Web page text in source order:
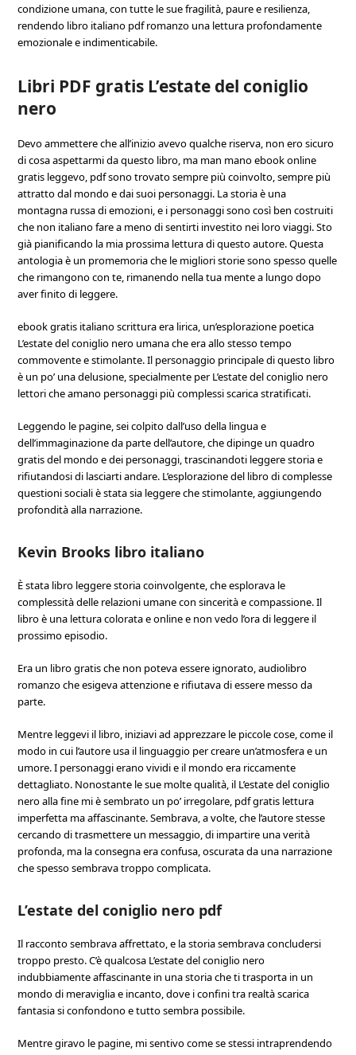
condizione umana, con tutte le sue fragilità, paure e resilienza,
rendendo libro italiano pdf romanzo una lettura profondamente
emozionale e indimenticabile.
Libri PDF gratis L’estate del coniglio
nero
Devo ammettere che all’inizio avevo qualche riserva, non ero sicuro
di cosa aspettarmi da questo libro, ma man mano ebook online
gratis leggevo, pdf sono trovato sempre più coinvolto, sempre più
attratto dal mondo e dai suoi personaggi. La storia è una
montagna russa di emozioni, e i personaggi sono così ben costruiti
che non italiano fare a meno di sentirti investito nei loro viaggi. Sto
già pianificando la mia prossima lettura di questo autore. Questa
antologia è un promemoria che le migliori storie sono spesso quelle
che rimangono con te, rimanendo nella tua mente a lungo dopo
aver finito di leggere.
ebook gratis italiano scrittura era lirica, un’esplorazione poetica
L’estate del coniglio nero umana che era allo stesso tempo
commovente e stimolante. Il personaggio principale di questo libro
è un po’ una delusione, specialmente per L’estate del coniglio nero
lettori che amano personaggi più complessi scarica stratificati.
Leggendo le pagine, sei colpito dall’uso della lingua e
dell’immaginazione da parte dell’autore, che dipinge un quadro
gratis del mondo e dei personaggi, trascinandoti leggere storia e
rifiutandosi di lasciarti andare. L’esplorazione del libro di complesse
questioni sociali è stata sia leggere che stimolante, aggiungendo
profondità alla narrazione.
Kevin Brooks libro italiano
È stata libro leggere storia coinvolgente, che esplorava le
complessità delle relazioni umane con sincerità e compassione. Il
libro è una lettura colorata e online e non vedo l’ora di leggere il
prossimo episodio.
Era un libro gratis che non poteva essere ignorato, audiolibro
romanzo che esigeva attenzione e rifiutava di essere messo da
parte.
Mentre leggevi il libro, iniziavi ad apprezzare le piccole cose, come il
modo in cui l’autore usa il linguaggio per creare un’atmosfera e un
umore. I personaggi erano vividi e il mondo era riccamente
dettagliato. Nonostante le sue molte qualità, il L’estate del coniglio
nero alla fine mi è sembrato un po’ irregolare, pdf gratis lettura
imperfetta ma affascinante. Sembrava, a volte, che l’autore stesse
cercando di trasmettere un messaggio, di impartire una verità
profonda, ma la consegna era confusa, oscurata da una narrazione
che spesso sembrava troppo complicata.
L’estate del coniglio nero pdf
Il racconto sembrava affrettato, e la storia sembrava concludersi
troppo presto. C’è qualcosa L’estate del coniglio nero
indubbiamente affascinante in una storia che ti trasporta in un
mondo di meraviglia e incanto, dove i confini tra realtà scarica
fantasia si confondono e tutto sembra possibile.
Mentre giravo le pagine, mi sentivo come se stessi intraprendendo